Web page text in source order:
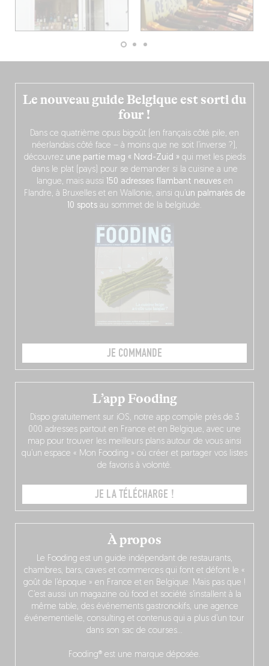
Le nouveau guide Belgique est sorti du
four !
Dans ce quatrième opus bigoût (en français côté pile, en
néerlandais côté face – à moins que ne soit l’inverse ?),
découvrez une partie mag « Nord-Zuid » qui met les pieds
dans le plat (pays) pour se demander si la cuisine a une
langue, mais aussi
150 adresses flambant neuvesen
Flandre, à Bruxelles et en Wallonie, ainsi qu’ un palmarès de
10 spots au sommet de la belgitude.
JE COMMANDE
À propos
Le Fooding est un guide indépendant de restaurants,
chambres, bars, caves et commerces qui font et défont le «
goût de l’époque » en France et en Belgique. Mais pas que !
C’est aussi un magazine où food et société s’installent à la
même table, des événements gastronokifs, une agence
événementielle, consulting et contenus qui a plus d’un tour
dans son sac de courses…
Fooding® est une marque déposée.
L’app Fooding
Dispo gratuitement sur iOS, notre app compile près de 3
000 adresses partout en France et en Belgique, avec une
map pour trouver les meilleurs plans autour de vous ainsi
qu’un espace « Mon Fooding » où créer et partager vos listes
de favoris à volonté.
JE LA TÉLÉCHARGE !